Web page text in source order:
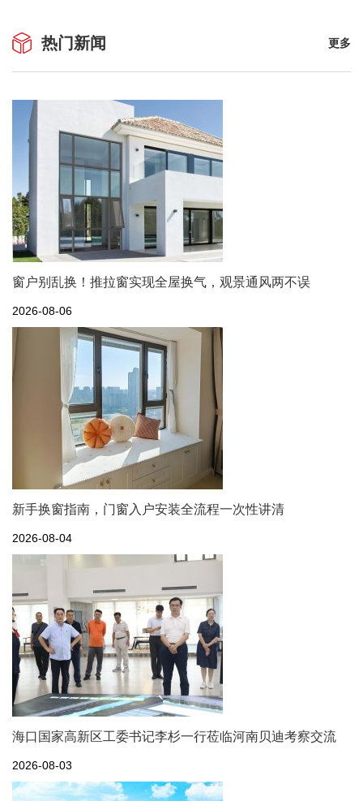
热门新闻 更多
窗户别乱换！推拉窗实现全屋换气，观景通风两不误
2026-08-06
新手换窗指南，门窗入户安装全流程一次性讲清
2026-08-04
海口国家高新区工委书记李杉一行莅临河南贝迪考察交流
2026-08-03